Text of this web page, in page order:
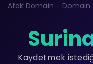
Atak Domain Domain
Kaydetmek